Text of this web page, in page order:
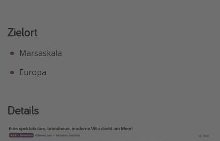
Zielort
Marsaskala
Europa
Details